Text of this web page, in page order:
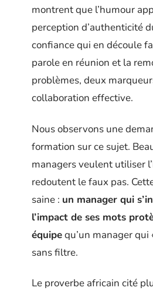
montrent que l’humour
perception d’authenticité
confiance qui en découle
parole en réunion et la
problèmes, deux
collaboration effective.
Nous observons une
formation sur ce sujet.
managers veulent utiliser
redoutent le faux pas.
saine : un manager qui
l’impact de ses mots
équipequ’un manager qui
sans filtre.
Le proverbe africain cité